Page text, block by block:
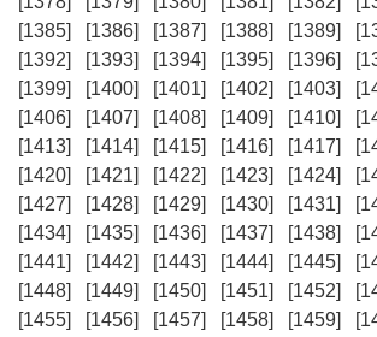
[1385]
[1386] [1387] [1388] [1389]
[1392]
[1393] [1394] [1395] [1396]
[1399]
[1400] [1401] [1402] [1403]
[1406]
[1407] [1408] [1409] [1410]
[1413]
[1414] [1415] [1416] [1417]
[1420]
[1421] [1422] [1423] [1424]
[1427]
[1428] [1429] [1430] [1431]
[1434]
[1435] [1436] [1437] [1438]
[1441]
[1442] [1443] [1444] [1445]
[1448]
[1449] [1450] [1451] [1452]
[1455]
[1456] [1457] [1458] [1459]